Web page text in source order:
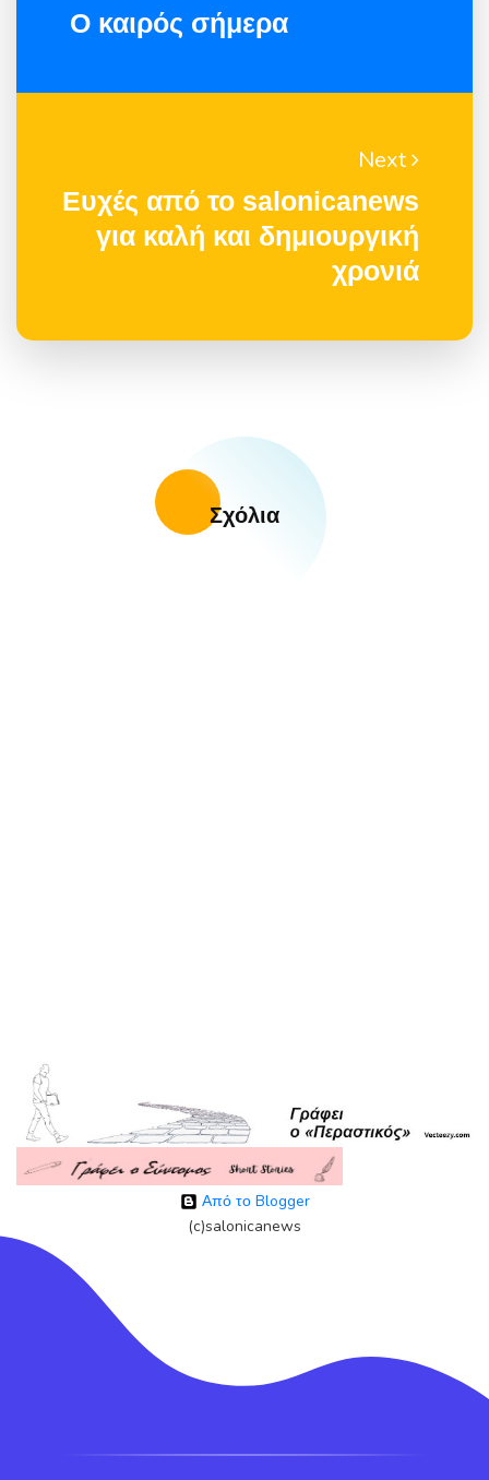
Ο καιρός σήμερα
Next
Ευχές από το salonicanews
για καλή και δημιουργική
χρονιά
Σχόλια
Από το Blogger
(c)salonicanews